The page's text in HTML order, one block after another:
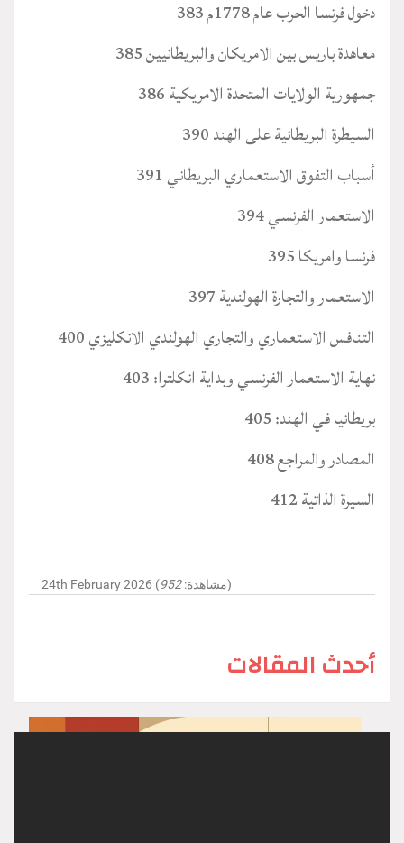
دخول فرنسا الحرب عام 1778م 383
معاهدة باريس بين الامريكان والبريطانيين 385
جمهورية الولايات المتحدة الامريكية 386
السيطرة البريطانية على الهند 390
أسباب التفوق الاستعماري البريطاني 391
الاستعمار الفرنسي 394
فرنسا وامريكا 395
الاستعمار والتجارة الهولندية 397
التنافس الاستعماري والتجاري الهولندي الانكليزي 400
نهاية الاستعمار الفرنسي وبداية انكلترا: 403
بريطانيا في الهند: 405
المصادر والمراجع 408
السيرة الذاتية 412
24th February 2026 (مشاهدة:952 )
أحدث المقالات